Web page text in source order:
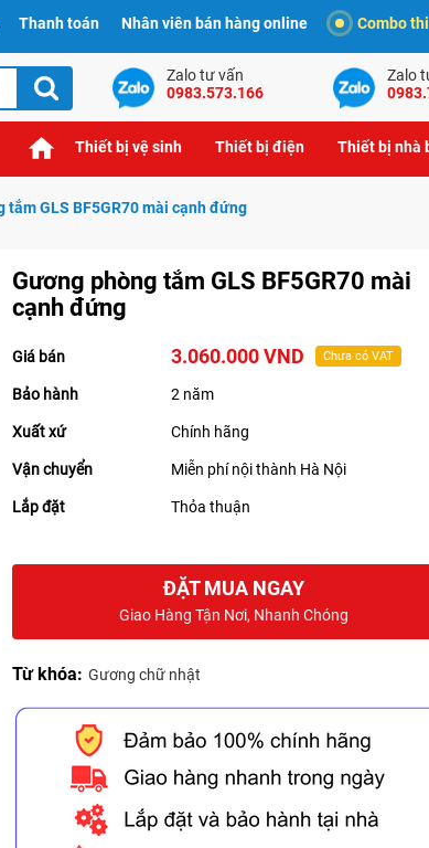
Thanh toán Nhân viên bán hàng online Combo
Zalo tư vấn
0983.573.166
Zalo
Thiết bị vệ sinh Thiết bị điện Thiết bị nhà
tắm GLS BF5GR70 mài cạnh đứng
Gương phòng tắm GLS BF5GR70 mài
cạnh đứng
Giá bán 3.060.000 VND Chưa có VAT
Bảo hành 2 năm
Xuất xứ Chính hãng
Vận chuyển Miễn phí nội thành Hà Nội
Lắp đặt Thỏa thuận
ĐẶT MUA NGAY
Giao Hàng Tận Nơi, Nhanh Chóng
Từ khóa: Gương chữ nhật